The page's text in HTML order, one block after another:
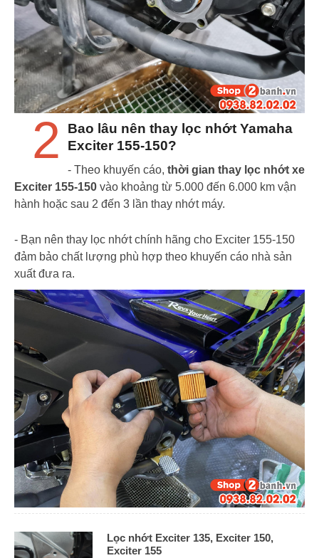
2
Bao lâu nên thay lọc nhớt Yamaha
Exciter 155-150?
- Theo khuyến cáo, thời gian thay lọc nhớt xe
Exciter 155-150 vào khoảng từ 5.000 đến 6.000 km vận
hành hoặc sau 2 đến 3 lần thay nhớt máy.
- Bạn nên thay lọc nhớt chính hãng cho Exciter 155-150
đảm bảo chất lượng phù hợp theo khuyến cáo nhà sản
xuất đưa ra.
Lọc nhớt Exciter 135, Exciter 150,
Exciter 155